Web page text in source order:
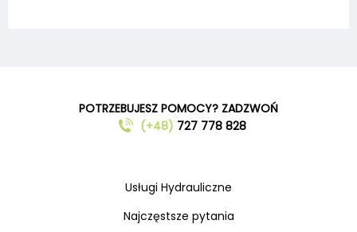
POTRZEBUJESZ POMOCY? ZADZWOŃ
(+48) 727 778 828
Usługi Hydrauliczne
Najczęstsze pytania